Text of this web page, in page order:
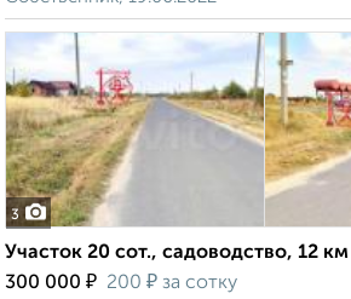
3
Участок 20 сот., садоводство, 12
300 000 ₽ 200 ₽ за сотку